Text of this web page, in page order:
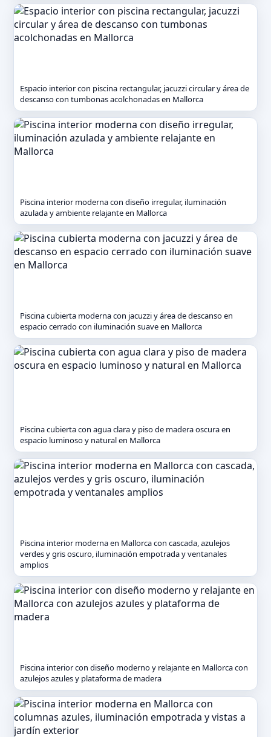
Espacio interior con piscina rectangular, jacuzzi circular y área de
descanso con tumbonas acolchonadas en Mallorca
Piscina interior moderna con diseño irregular, iluminación
azulada y ambiente relajante en Mallorca
Piscina cubierta moderna con jacuzzi y área de descanso en
espacio cerrado con iluminación suave en Mallorca
Piscina cubierta con agua clara y piso de madera oscura en
espacio luminoso y natural en Mallorca
Piscina interior moderna en Mallorca con cascada, azulejos
verdes y gris oscuro, iluminación empotrada y ventanales
amplios
Piscina interior con diseño moderno y relajante en Mallorca con
azulejos azules y plataforma de madera